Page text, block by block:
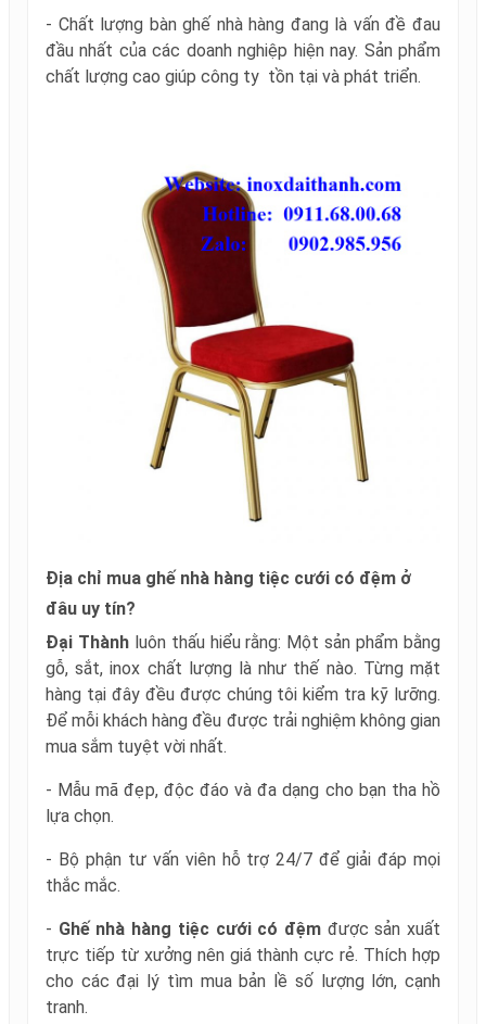
- Chất lượng bàn ghế nhà hàng đang là vấn đề đau
đầu nhất của các doanh nghiệp hiện nay. Sản phẩm
chất lượng cao giúp công ty tồn tại và phát triển.
Địa chỉ mua ghế nhà hàng tiệc cưới có đệm ở
đâu uy tín?
Đại Thànhluôn thấu hiểu rằng: Một sản phẩm bằng
gỗ, sắt, inox chất lượng là như thế nào. Từng mặt
hàng tại đây đều được chúng tôi kiểm tra kỹ lưỡng.
Để mỗi khách hàng đều được trải nghiệm không gian
mua sắm tuyệt vời nhất.
- Mẫu mã đẹp, độc đáo và đa dạng cho bạn tha hồ
lựa chọn.
- Bộ phận tư vấn viên hỗ trợ 24/7 để giải đáp mọi
thắc mắc.
- Ghế nhà hàng tiệc cưới có đệm được sản xuất
trực tiếp từ xưởng nên giá thành cực rẻ. Thích hợp
cho các đại lý tìm mua bản lề số lượng lớn, cạnh
tranh.